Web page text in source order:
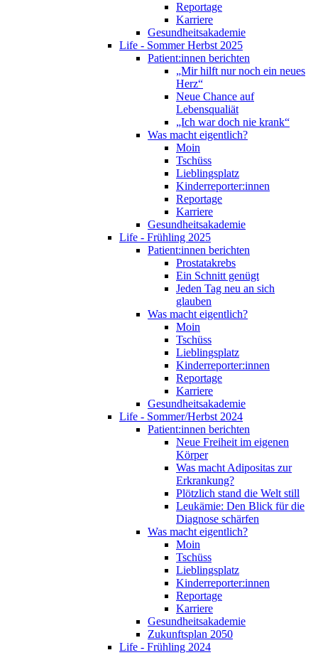
Reportage
Karriere
Gesundheitsakademie
Life - Sommer Herbst 2025
Patient:innen berichten
„Mir hilft nur noch ein neues
Herz“
Neue Chance auf
Lebensqualiät
„Ich war doch nie krank“
Was macht eigentlich?
Moin
Tschüss
Lieblingsplatz
Kinderreporter:innen
Reportage
Karriere
Gesundheitsakademie
Life - Frühling 2025
Patient:innen berichten
Prostatakrebs
Ein Schnitt genügt
Jeden Tag neu an sich
glauben
Was macht eigentlich?
Moin
Tschüss
Lieblingsplatz
Kinderreporter:innen
Reportage
Karriere
Gesundheitsakademie
Life - Sommer/Herbst 2024
Patient:innen berichten
Neue Freiheit im eigenen
Körper
Was macht Adipositas zur
Erkrankung?
Plötzlich stand die Welt still
Leukämie: Den Blick für die
Diagnose schärfen
Was macht eigentlich?
Moin
Tschüss
Lieblingsplatz
Kinderreporter:innen
Reportage
Karriere
Gesundheitsakademie
Zukunftsplan 2050
Life - Frühling 2024